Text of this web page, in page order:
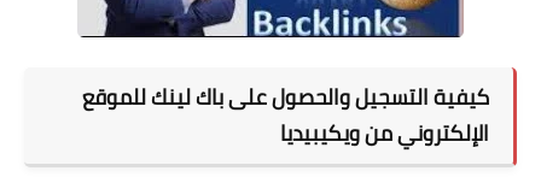
كيفية التسجيل والحصول على باك لينك للموقع
الإلكتروني من ويكيبيديا